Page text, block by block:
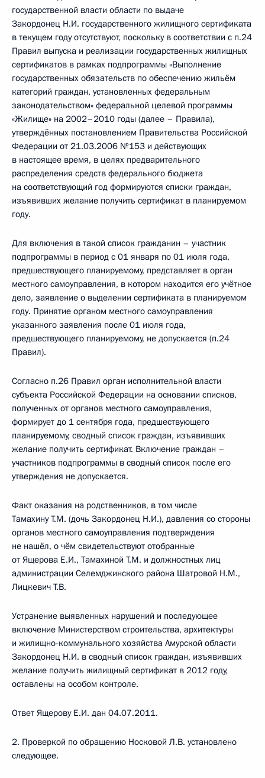
государственной власти области по выдаче
Закордонец Н.И. государственного жилищного сертификата
в текущем году отсутствуют, поскольку в соответствии с п.24
Правил выпуска и реализации государственных жилищных
сертификатов в рамках подпрограммы «Выполнение
государственных обязательств по обеспечению жильём
категорий граждан, установленных федеральным
законодательством» федеральной целевой программы
«Жилище» на 2002–2010 годы (далее – Правила),
утверждённых постановлением Правительства Российской
Федерации от 21.03.2006 №153 и действующих
в настоящее время, в целях предварительного
распределения средств федерального бюджета
на соответствующий год формируются списки граждан,
изъявивших желание получить сертификат в планируемом
году.
Для включения в такой список гражданин – участник
подпрограммы в период с 01 января по 01 июля года,
предшествующего планируемому, представляет в орган
местного самоуправления, в котором находится его учётное
дело, заявление о выделении сертификата в планируемом
году. Принятие органом местного самоуправления
указанного заявления после 01 июля года,
предшествующего планируемому, не допускается (п.24
Правил).
Согласно п.26 Правил орган исполнительной власти
субъекта Российской Федерации на основании списков,
полученных от органов местного самоуправления,
формирует до 1 сентября года, предшествующего
планируемому, сводный список граждан, изъявивших
желание получить сертификат. Включение граждан –
участников подпрограммы в сводный список после его
утверждения не допускается.
Факт оказания на родственников, в том числе
Тамахину Т.М. (дочь Закордонец Н.И.), давления со стороны
органов местного самоуправления подтверждения
не нашёл, о чём свидетельствуют отобранные
от Ящерова Е.И., Тамахиной Т.М. и должностных лиц
администрации Селемджинского района Шатровой Н.М.,
Лицкевич Т.В.
Устранение выявленных нарушений и последующее
включение Министерством строительства, архитектуры
и жилищно-коммунального хозяйства Амурской области
Закордонец Н.И. в сводный список граждан, изъявивших
желание получить жилищный сертификат в 2012 году,
оставлены на особом контроле.
Ответ Ящерову Е.И. дан 04.07.2011.
2. Проверкой по обращению Носковой Л.В. установлено
следующее.